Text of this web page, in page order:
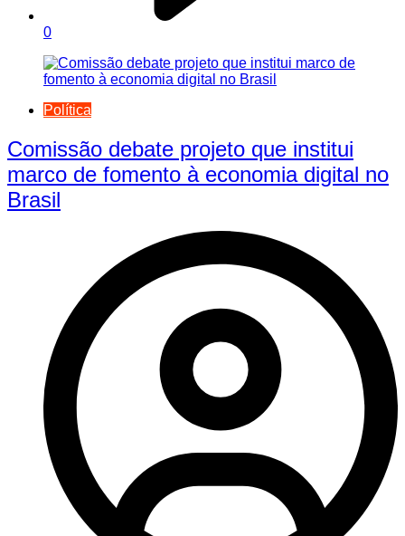
0
Política
Comissão debate projeto que institui
marco de fomento à economia digital no
Brasil